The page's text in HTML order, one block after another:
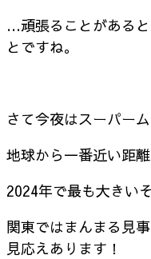
…頑張ることがある
とですね。
さて今夜はスーパー
地球から一番近い距
2024年で最も大きい
関東ではまんまる見
見応えあります！